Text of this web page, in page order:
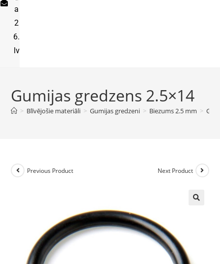
a
2
6.
lv
Gumijas gredzens 2.5×14
> Blīvējošie materiāli > Gumijas gredzeni > Biezums 2.5 mm >
Previous Product Next Product